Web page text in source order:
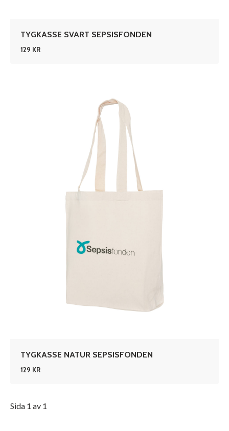
TYGKASSE SVART SEPSISFONDEN
129 KR
TYGKASSE NATUR SEPSISFONDEN
129 KR
Sida 1 av 1